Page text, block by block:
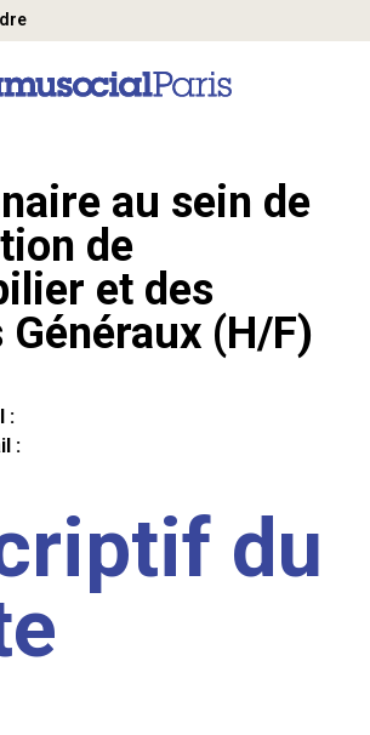
au sein de
de
et des
Généraux (H/F)
:
:
du